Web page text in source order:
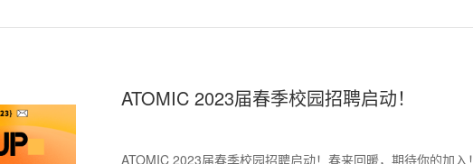
ATOMIC 2023届春季校园招聘启动！
ATOMIC 2023届春季校园招聘启动！春来回暖，期待你的加入！